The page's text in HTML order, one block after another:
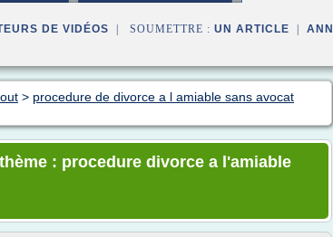
DE VIDÉOS | SOUMETTRE : UN ARTICLE
> procedure de divorce a l amiable sans avocat
: procedure divorce a l'amiable